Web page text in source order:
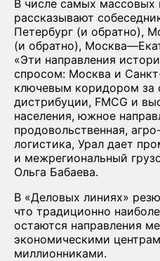
В числе самых
рассказывают
Петербург (и обратно),
(и обратно),
«Эти направления
спросом: Москва и
ключевым коридором за
дистрибуции, FMCG и
населения, южное
продовольственная,
логистика, Урал дает
и межрегиональный
Ольга Бабаева.
В «Деловых линиях»
что традиционно
остаются направления
экономическими
миллионниками.